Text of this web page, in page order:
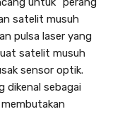
satelit musuh
pulsa laser yang
satelit musuh
sensor optik.
dikenal sebagai